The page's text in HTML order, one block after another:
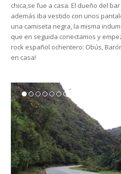
chica,se fue a casa. El dueño del
además iba vestido con unos
una camiseta negra, la misma
que en seguida conectamos y
rock español ochentero: Obús,
en casa!